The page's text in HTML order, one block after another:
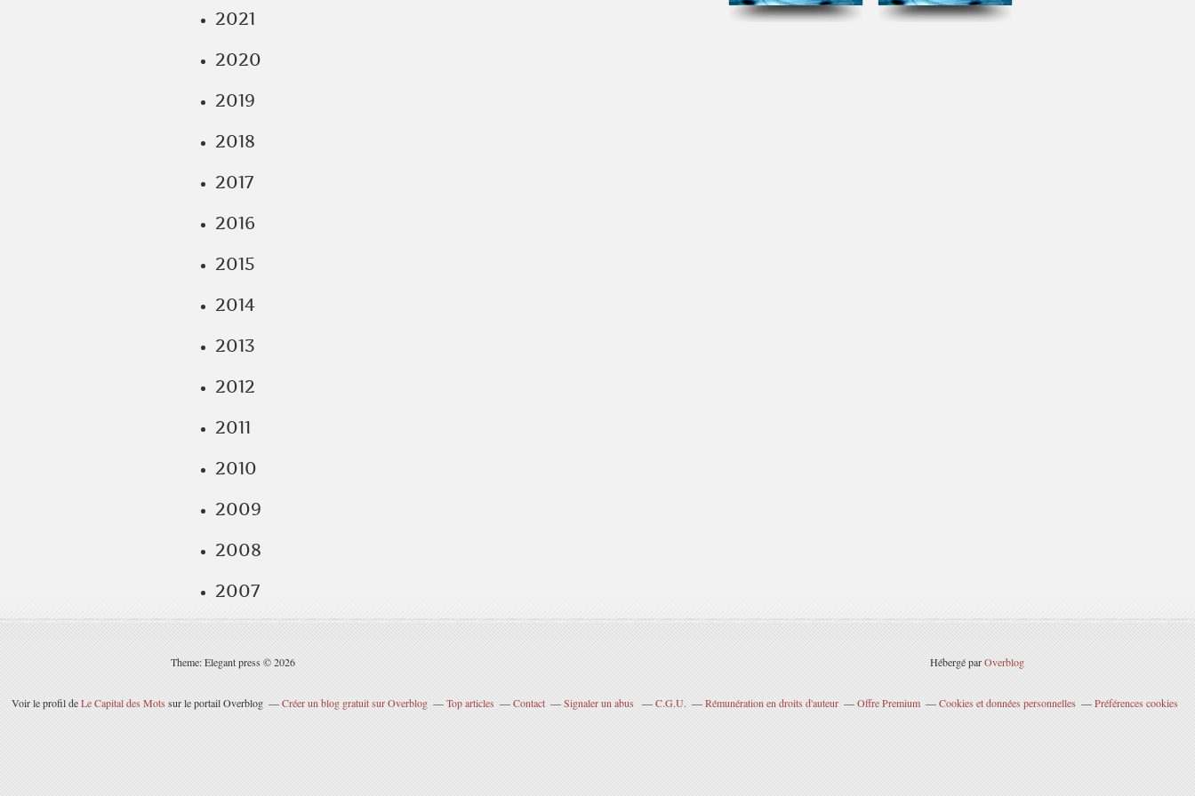
2021
2020
2019
2018
2017
2016
2015
2014
2013
2012
2011
2010
2009
2008
2007
Theme: Elegant press © 2026 Hébergé parOverblog
Voir le profil deLe Capital des Mots sur le portail Overblog Créer un blog gratuit sur Overblog Top articles Contact Signaler un abus C.G.U. Rémunération en droits d'auteur Offre Premium Cookies et données personnelles Préférences cookies